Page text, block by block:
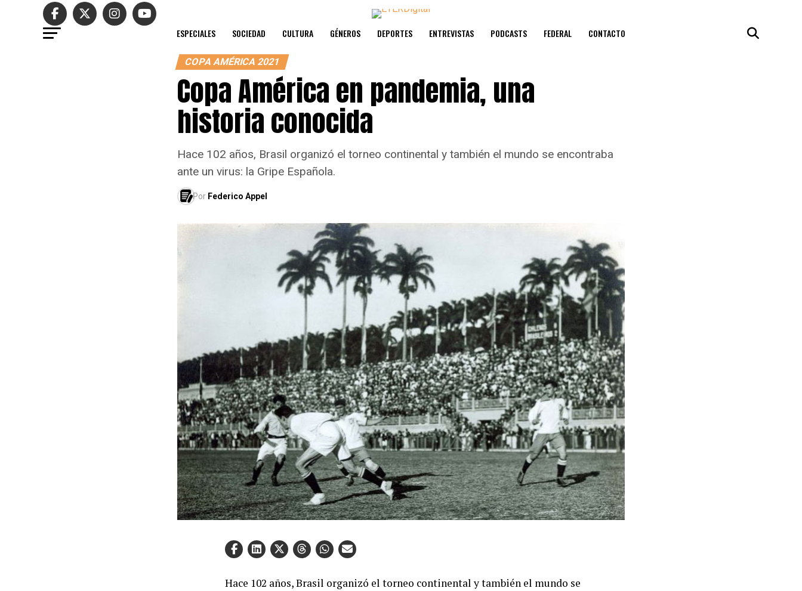
ESPECIALES SOCIEDAD CULTURA GÉNEROS DEPORTES ENTREVISTAS PODCASTS FEDERAL CONTACTO
COPA AMÉRICA 2021
Copa América en pandemia, una
historia conocida
Hace 102 años, Brasil organizó el torneo continental y también el mundo se encontraba
ante un virus: la Gripe Española.
Por Federico Appel
Hace 102 años, Brasil organizó el torneo continental y también el mundo se